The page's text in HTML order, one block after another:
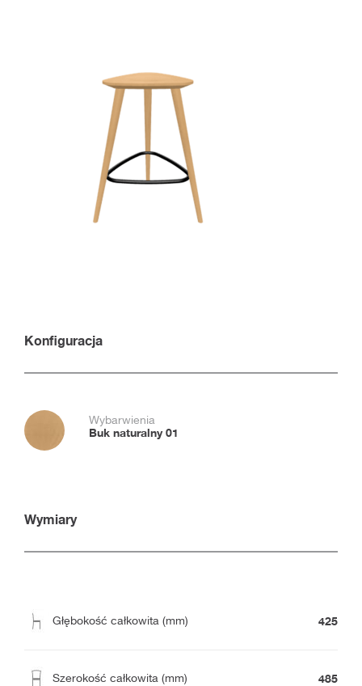
Konfiguracja
Wybarwienia
Buk naturalny 01
Wymiary
Głębokość całkowita (mm) 425
Szerokość całkowita (mm) 485